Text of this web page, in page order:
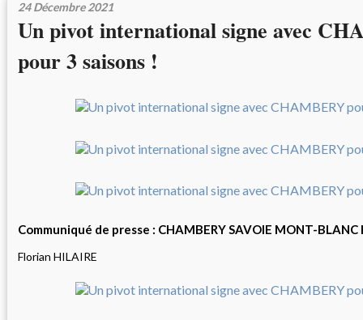
24 Décembre 2021
Un pivot international signe avec
pour 3 saisons !
Communiqué de presse : CHAMBERY SAVOIE MONT-BLANC
Florian HILAIRE